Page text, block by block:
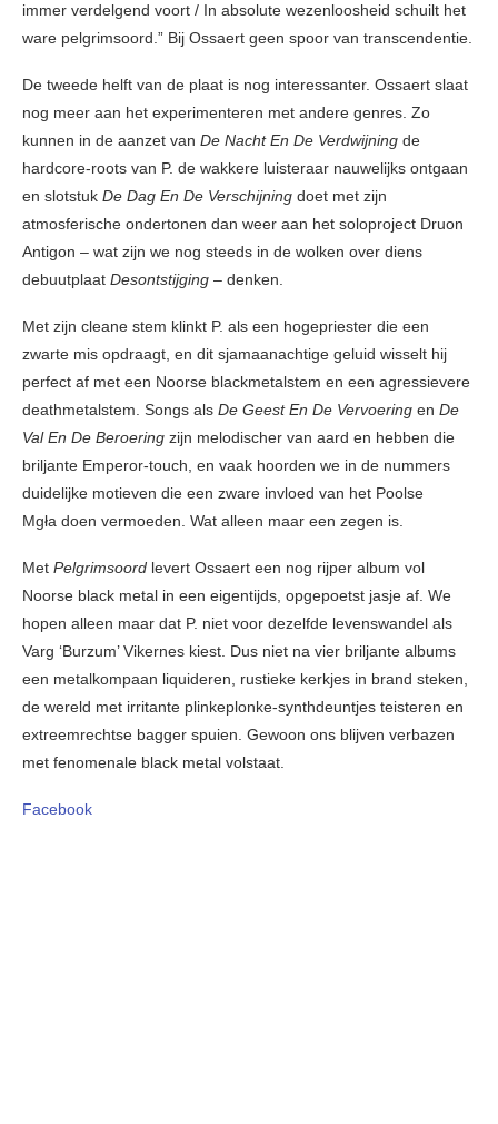
immer verdelgend voort / In absolute wezenloosheid schuilt het
ware pelgrimsoord.” Bij Ossaert geen spoor van transcendentie.
De tweede helft van de plaat is nog interessanter. Ossaert slaat
nog meer aan het experimenteren met andere genres. Zo
kunnen in de aanzet van De Nacht En De Verdwijning de
hardcore-roots van P. de wakkere luisteraar nauwelijks ontgaan
en slotstuk De Dag En De Verschijning doet met zijn
atmosferische ondertonen dan weer aan het soloproject Druon
Antigon – wat zijn we nog steeds in de wolken over diens
debuutplaat Desontstijging – denken.
Met zijn cleane stem klinkt P. als een hogepriester die een
zwarte mis opdraagt, en dit sjamaanachtige geluid wisselt hij
perfect af met een Noorse blackmetalstem en een agressievere
deathmetalstem. Songs als De Geest En De Vervoering en De
Val En De Beroering zijn melodischer van aard en hebben die
briljante Emperor-touch, en vaak hoorden we in de nummers
duidelijke motieven die een zware invloed van het Poolse
Mgła doen vermoeden. Wat alleen maar een zegen is.
Met Pelgrimsoord levert Ossaert een nog rijper album vol
Noorse black metal in een eigentijds, opgepoetst jasje af. We
hopen alleen maar dat P. niet voor dezelfde levenswandel als
Varg ‘Burzum’ Vikernes kiest. Dus niet na vier briljante albums
een metalkompaan liquideren, rustieke kerkjes in brand steken,
de wereld met irritante plinkeplonke-synthdeuntjes teisteren en
extreemrechtse bagger spuien. Gewoon ons blijven verbazen
met fenomenale black metal volstaat.
Facebook